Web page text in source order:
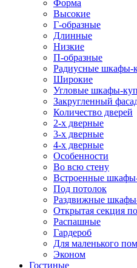
Форма
Высокие
Г-образные
Длинные
Низкие
П-образные
Радиусные шкафы-
Широкие
Угловые шкафы-
Закругленный
Количество дверей
2-х дверные
3-х дверные
4-х дверные
Особенности
Во всю стену
Встроенные
Под потолок
Раздвижные
Открытая секция
Распашные
Гардероб
Для маленького
Эконом
Гостиные